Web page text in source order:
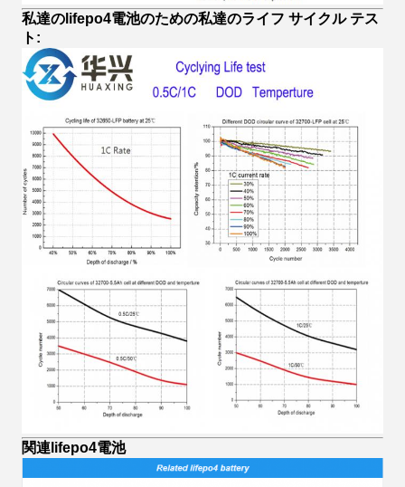
私達のlifepo4電池のための私達のライフ サイクル テス
ト:
関連lifepo4電池